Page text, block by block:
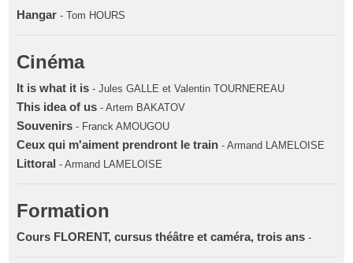
Hangar - Tom HOURS
Cinéma
It is what it is - Jules GALLE et Valentin TOURNEREAU
This idea of us - Artem BAKATOV
Souvenirs - Franck AMOUGOU
Ceux qui m'aiment prendront le train - Armand LAMELOISE
Littoral - Armand LAMELOISE
Formation
Cours FLORENT, cursus théâtre et caméra, trois ans -